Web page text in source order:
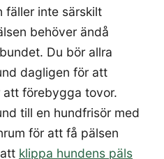
fäller inte särskilt
behöver ändå
Du bör allra
dagligen för att
att förebygga tovor.
till en hundfrisör med
för att få pälsen
klippa hundens päls